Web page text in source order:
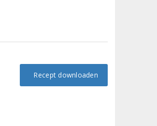
Recept downloaden